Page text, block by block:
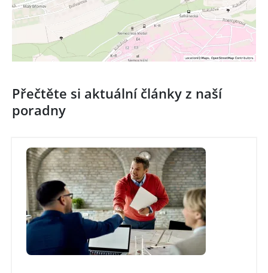
Přečtěte si aktuální články z naší
poradny